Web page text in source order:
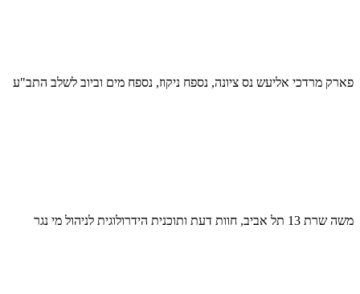
פארק מרדכי אליעש נס ציונה, נספח ניקוז, נספח מים וביוב לשלב התב"ע
משה שרת 13 תל אביב, חוות דעת ותוכנית הידרולוגית לניהול מי נגר